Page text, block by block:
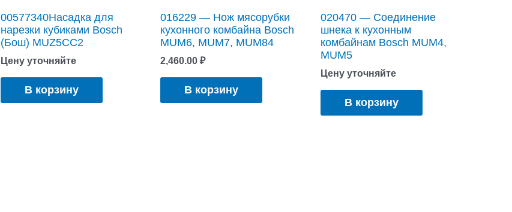
00577340Насадка для
нарезки кубиками Bosch
(Бош) MUZ5CC2
Цену уточняйте
В корзину
016229 — Нож мясорубки
кухонного комбайна Bosch
MUM6, MUM7, MUM84
2,460.00₽
В корзину
020470 — Соединение
шнека к кухонным
комбайнам Bosch MUM4,
MUM5
Цену уточняйте
В корзину